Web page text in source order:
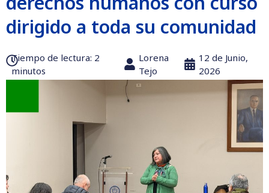
dirigido a toda su comunidad
Tiempo de lectura:‎ 2
minutos
Lorena
Tejo
12 de Junio,
2026